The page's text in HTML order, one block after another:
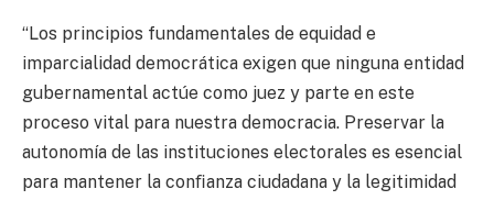
“Los principios fundamentales de equidad e
imparcialidad democrática exigen que ninguna entidad
gubernamental actúe como juez y parte en este
proceso vital para nuestra democracia. Preservar la
autonomía de las instituciones electorales es esencial
para mantener la conﬁanza ciudadana y la legitimidad